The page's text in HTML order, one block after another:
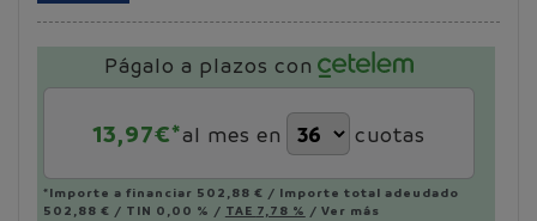
Págalo a plazos con
13,97€*al mes en cuotas
*Importe a financiar 502,88 € / Importe total adeudado
502,88 € / TIN 0,00 % / TAE 7,78 % / Ver más